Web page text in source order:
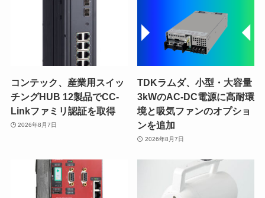
コンテック、産業用スイッ
チングHUB 12製品でCC-
Linkファミリ認証を取得
2026年8月7日
TDKラムダ、小型・大容量
3kWのAC-DC電源に高耐環
境と吸気ファンのオプショ
ンを追加
2026年8月7日